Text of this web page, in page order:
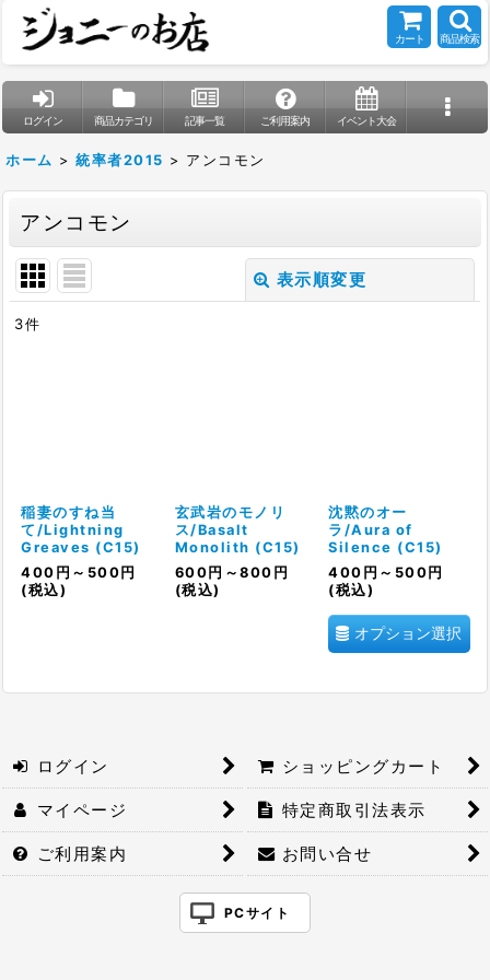
カート 商品検索
ログイン 商品カテゴリ 記事一覧 ご利用案内 イベント大会
ホーム > 統率者2015 > アンコモン
アンコモン
表示順変更
絞り込む
3件
稲妻のすね当
て/Lightning
Greaves (C15)
400 円 ～500 円
(税込)
玄武岩のモノリ
ス/Basalt
Monolith (C15)
600 円 ～800 円
(税込)
沈黙のオー
ラ/Aura of
Silence (C15)
400 円 ～500 円
(税込)
オプション選択
ログイン ショッピングカート
マイページ 特定商取引法表示
ご利用案内 お問い合せ
PCサイト